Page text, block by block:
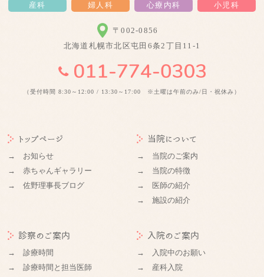
産科 婦人科 心療内科 小児科
〒002-0856
北海道札幌市北区屯田6条2丁目11-1
（受付時間 8:30～12:00 / 13:30～17:00 ※土曜は午前のみ/日・祝休み）
トップページ
→ お知らせ
→ 赤ちゃんギャラリー
→ 佐野理事長ブログ
当院について
→ 当院のご案内
→ 当院の特徴
→ 医師の紹介
→ 施設の紹介
診察のご案内
→ 診療時間
→ 診療時間と担当医師
入院のご案内
→ 入院中のお願い
→ 産科入院